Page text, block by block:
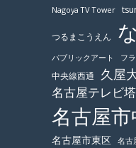
Nagoya TV Tower
つるまこうえん
パブリックアート フ
中央線西通
久屋
名古屋テレビ塔
名古屋
名古屋市東区 名古